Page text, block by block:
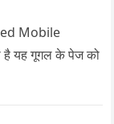
Mobile
है यह गूगल के पेज को